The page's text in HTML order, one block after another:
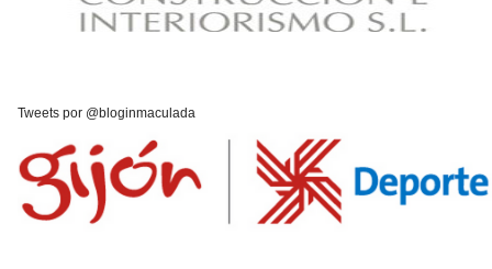
Tweets por @bloginmaculada